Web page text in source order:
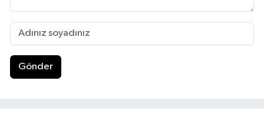
Gönder